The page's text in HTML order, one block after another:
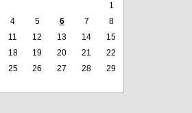
1
4 5 6 7
8
11 12 13 14
15
18 19 20 21
22
25 26 27 28
29